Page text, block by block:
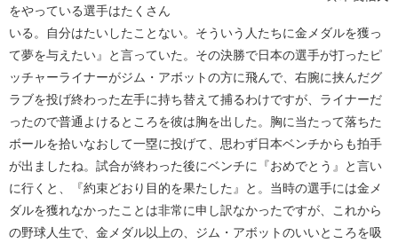
をやっている選手はたくさん
いる。自分はたいしたことない。そういう人たちに金メダルを獲っ
て夢を与えたい』と言っていた。その決勝で日本の選手が打ったピ
ッチャーライナーがジム・アボットの方に飛んで、右腕に挟んだグ
ラブを投げ終わった左手に持ち替えて捕るわけですが、ライナーだ
ったので普通よけるところを彼は胸を出した。胸に当たって落ちた
ボールを拾いなおして一塁に投げて、思わず日本ベンチからも拍手
が出ましたね。試合が終わった後にベンチに『おめでとう』と言い
に行くと、『約束どおり目的を果たした』と。当時の選手には金メ
ダルを獲れなかったことは非常に申し訳なかったですが、これから
の野球人生で、金メダル以上の、ジム・アボットのいいところを吸